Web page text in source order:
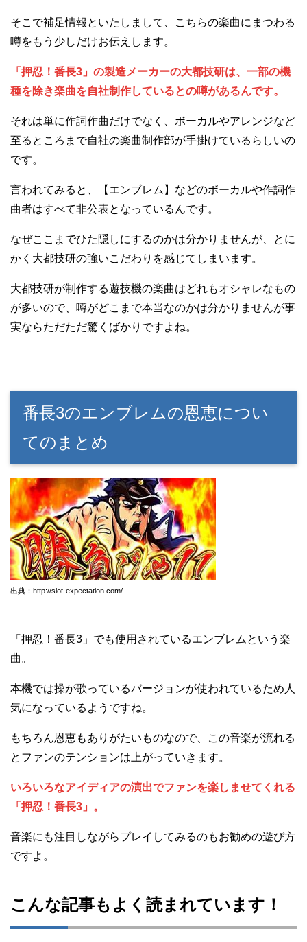
そこで補足情報といたしまして、こちらの楽曲にまつわる
噂をもう少しだけお伝えします。
「押忍！番長3」の製造メーカーの大都技研は、一部の機
種を除き楽曲を自社制作しているとの噂があるんです。
それは単に作詞作曲だけでなく、ボーカルやアレンジなど
至るところまで自社の楽曲制作部が手掛けているらしいの
です。
言われてみると、【エンブレム】などのボーカルや作詞作
曲者はすべて非公表となっているんです。
なぜここまでひた隠しにするのかは分かりませんが、とに
かく大都技研の強いこだわりを感じてしまいます。
大都技研が制作する遊技機の楽曲はどれもオシャレなもの
が多いので、噂がどこまで本当なのかは分かりませんが事
実ならただただ驚くばかりですよね。
番長3のエンブレムの恩恵につい
てのまとめ
出典：http://slot-expectation.com/
「押忍！番長3」でも使用されているエンブレムという楽
曲。
本機では操が歌っているバージョンが使われているため人
気になっているようですね。
もちろん恩恵もありがたいものなので、この音楽が流れる
とファンのテンションは上がっていきます。
いろいろなアイディアの演出でファンを楽しませてくれる
「押忍！番長3」。
音楽にも注目しながらプレイしてみるのもお勧めの遊び方
ですよ。
こんな記事もよく読まれています！